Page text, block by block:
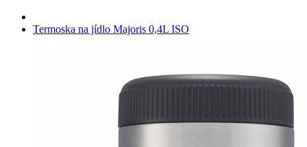
Termoska na jídlo Majoris 0,4L ISO